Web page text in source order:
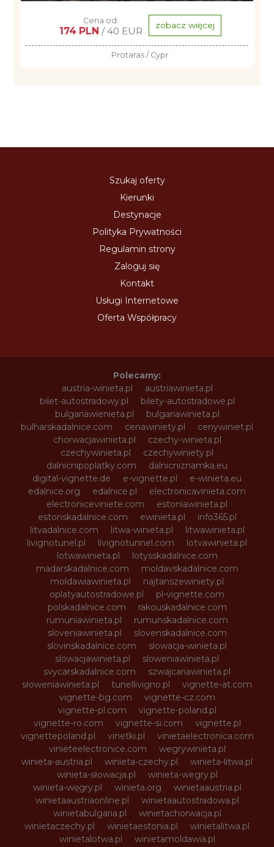
Cena od:
174 PLN / 40 EUR zobacz więcej
Protaras / Cypr
Szukaj oferty
Kierunki
Destynacje
Polityka Prywatności
Regulamin strony
Zaloguj się
Kontakt
Usługi Internetowe
Oferta Współpracy
Polecamy:
austria-winieta.pl
austriawinieta.pl
bilet-autostradowy.pl
bilety-autostradowe.pl
bulgariawienieta.pl
bulgariawinieta.pl
bulharskadalnice.com
cenawiniety.pl
cenywiniet.pl
chorwacjawinieta.pl
czechy-winieta.pl
czechywinieta.pl
czechywiniety.pl
dalnicnipoplatky.com
dalnicniznamka.eu
digital-vignette.de
e-vignette.pl
e-winieta.eu
edalnice.org
edalnice.pl
electronicavinieta.com
electroniceviniete.com
estoniawinieta.pl
estonskadalnice.com
ewinieta.pl
info365.pl
litvadalnice.com
litwa-winieta.pl
litwawinieta.pl
livignotunel.pl
livignotunnel.com
lotvawinieta.pl
lotwawinieta.pl
lotysskadalnice.com
madarskadalnice.com
moldavskadalnice.com
moldawiawinieta.pl
najtanszewiniety.pl
oplatyautostradowe.pl
pl-vignette.com
polskadalnice.com
rakouskadalnice.com
rumuniawinieta.pl
rumunskadalnice.com
sloveniawinieta.pl
slovenskadalnice.com
slovinskadalnice.com
slowacja-winieta.pl
slowacjawinieta.pl
sloweniawinieta.pl
svycarskadalnice.com
szwajcariawinieta.pl
słoweniawinieta.pl
tunellivigno.pl
vignette-at.com
vignette-bg.com
vignette-cz.com
vignette-pl.com
vignette-poland.pl
vignette-ro.com
vignette-si.com
vignette.pl
vignettepoland.pl
vinetki.pl
vinietaelectronica.com
vinieteelectronice.com
wegrywinieta.pl
winieta-austria.pl
winieta-czechy.pl
winieta-litwa.pl
winieta-słowacja.pl
winieta-wegry.pl
winieta-węgry.pl
winieta.org
winietaaustria.pl
winietaaustriaonline.pl
winietaautostradowa.pl
winietabulgaria.pl
winietachorwacja.pl
winietaczechy.pl
winietaestonia.pl
winietalitwa.pl
winietalotwa.pl
winietamoldawia.pl